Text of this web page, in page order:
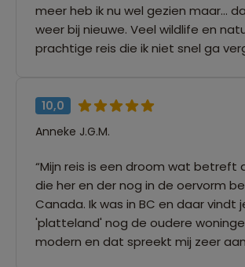
meer heb ik nu wel gezien maar...
weer bij nieuwe. Veel wildlife en
prachtige reis die ik niet snel ga
10,0
Anneke J.G.M.
“Mijn reis is een droom wat betreft
die her en der nog in de oervorm
Canada. Ik was in BC en daar vindt
'platteland' nog de oudere
modern en dat spreekt mij zeer